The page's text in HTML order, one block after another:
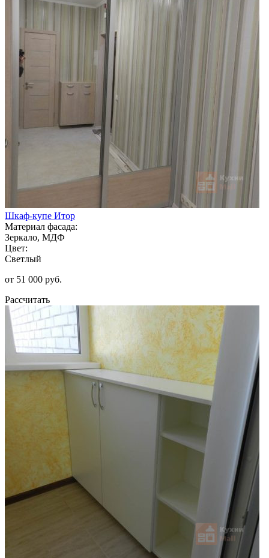
Шкаф-купе Итор
Материал фасада:
Зеркало, МДФ
Цвет:
Светлый
от 51 000 руб.
Рассчитать